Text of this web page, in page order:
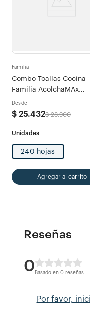
Familia
Combo Toallas Cocina
Familia AcolchaMAx
Megarollo Decoradas 2
x 120 hojas
Desde
$ 25.432$ 28.900
240 hojas
Agregar al carrito
Reseñas
0 Basado en 0 reseñas
Por favor,